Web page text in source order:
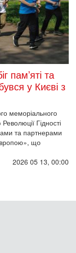
пам’яті та
у Києві з
меморіального
Гідності
та партнерами
що
2026 05 13, 00:00